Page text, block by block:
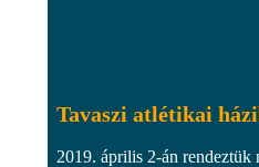
Tavaszi atlétikai
2019. április 2-án rendeztük